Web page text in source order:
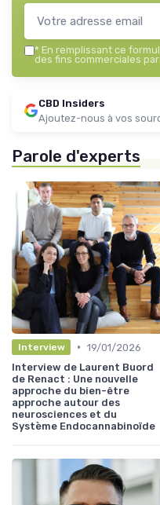
* En remplissant ce
des fins commerciales
CBD Insiders
Ajoutez-nous à vos
Parole d'experts
Interview • 19/01/2026
Interview de Laurent Buord
de Renact : Une nouvelle
approche du bien-être
approche autour des
neurosciences et du
Système Endocannabinoïde